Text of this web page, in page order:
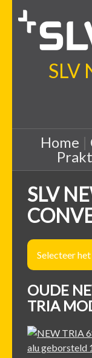
SLV
Home |
SLV
Selecteer
OUDE
TRIA